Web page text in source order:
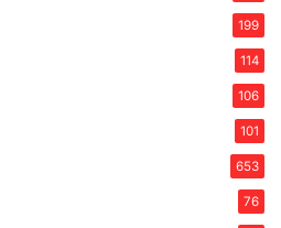
199
114
106
101
653
76